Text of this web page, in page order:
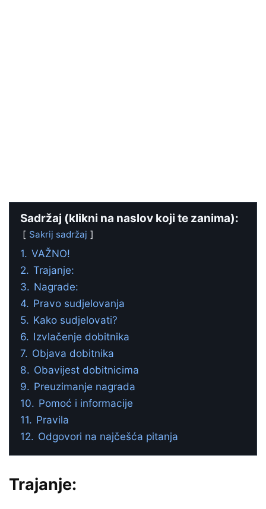
Sadržaj (klikni na naslov koji te zanima):
Sakrij sadržaj
1. VAŽNO!
2. Trajanje:
3. Nagrade:
4. Pravo sudjelovanja
5. Kako sudjelovati?
6. Izvlačenje dobitnika
7. Objava dobitnika
8. Obavijest dobitnicima
9. Preuzimanje nagrada
10. Pomoć i informacije
11. Pravila
12. Odgovori na najčešća pitanja
Trajanje: